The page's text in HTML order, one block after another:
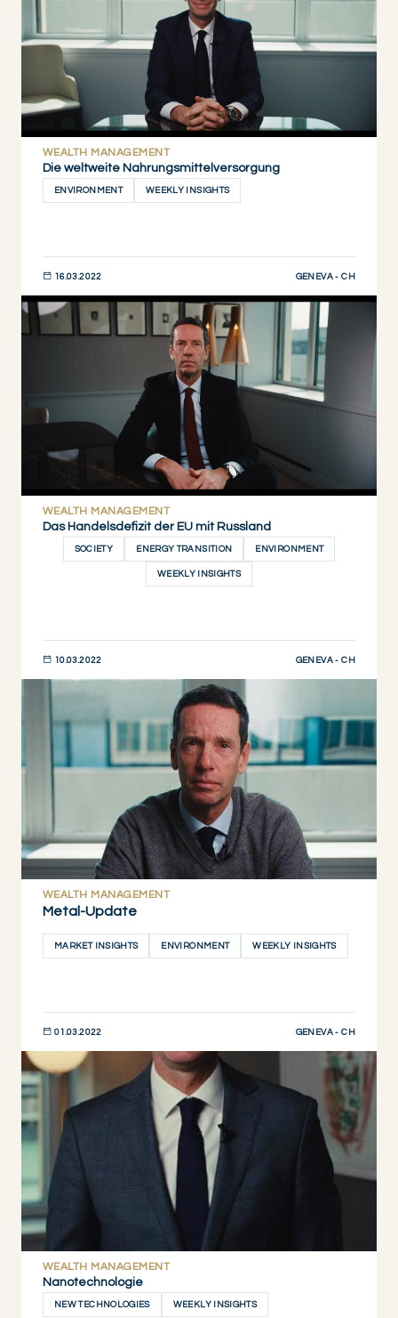
WEALTH MANAGEMENT
Die weltweite Nahrungsmittelversorgung
ENVIRONMENT WEEKLY INSIGHTS
16.03.2022 GENEVA - CH
JETZT ENTDECKEN
WEALTH MANAGEMENT
Das Handelsdefizit der EU mit Russland
SOCIETY ENERGY TRANSITION ENVIRONMENT
WEEKLY INSIGHTS
10.03.2022 GENEVA - CH
WEALTH MANAGEMENT
Metal-Update
MARKET INSIGHTS ENVIRONMENT WEEKLY INSIGHTS
01.03.2022 GENEVA - CH
JETZT ENTDECKEN
WEALTH MANAGEMENT
Nanotechnologie
NEW TECHNOLOGIES WEEKLY INSIGHTS